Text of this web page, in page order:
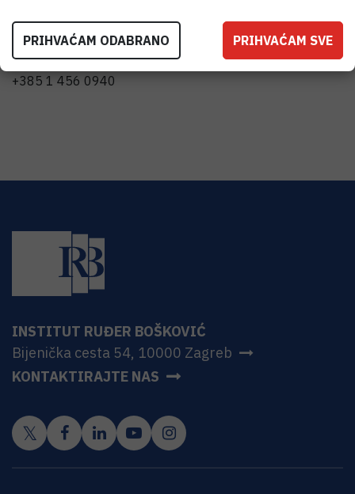
MarijanAhel,dr. sc.
ahel@irb.hr
+385 1 456 0940
INSTITUT RUĐER BOŠKOVIĆ
Bijenička cesta 54, 10000 Zagreb
KONTAKTIRAJTE NAS
PRIHVAĆAM ODABRANO PRIHVAĆAM SVE